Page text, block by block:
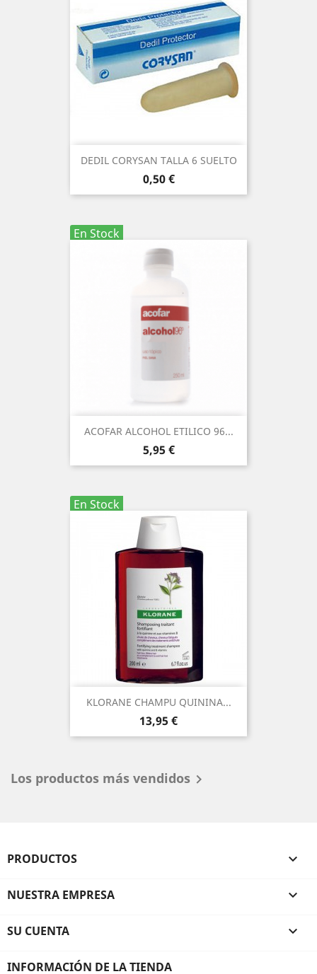
DEDIL CORYSAN TALLA 6 SUELTO
Precio
0,50 €
En Stock
ACOFAR ALCOHOL ETILICO 96...
Precio
5,95 €
En Stock
KLORANE CHAMPU QUININA...
Precio
13,95 €
Los productos más vendidos 
PRODUCTOS 
NUESTRA EMPRESA 
SU CUENTA 
INFORMACIÓN DE LA TIENDA